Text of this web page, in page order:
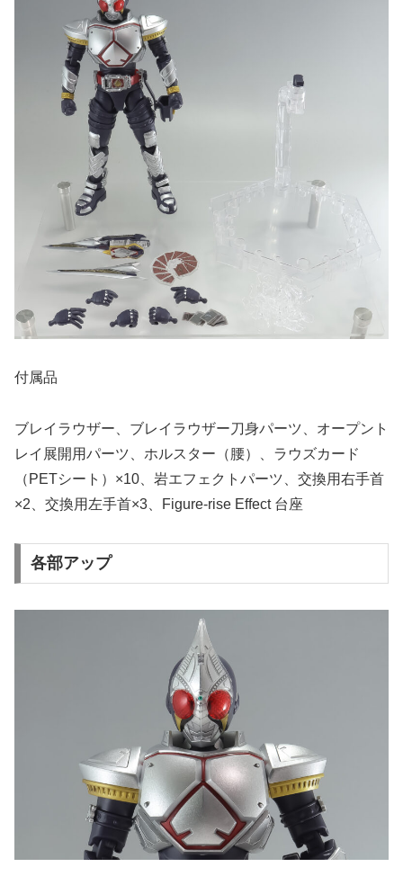
付属品
ブレイラウザー、ブレイラウザー刀身パーツ、オープント
レイ展開用パーツ、ホルスター（腰）、ラウズカード
（PETシート）×10、岩エフェクトパーツ、交換用右手首
×2、交換用左手首×3、Figure-rise Effect 台座
各部アップ